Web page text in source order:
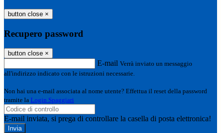
button close ×
Recupero password
button close ×
E-mail Verrà inviato un messaggio
all'indirizzo indicato con le istruzioni necessarie.
Non hai una e-mail associata al nome utente? Effettua il reset della password
tramite la Login Spaggiari
E-mail inviata, si prega di controllare la casella di posta elettronica!